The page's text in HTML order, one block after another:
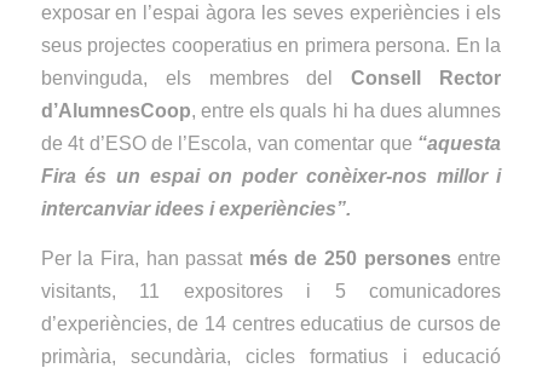
exposar en l’espai àgora les seves experiències i els
seus projectes cooperatius en primera persona. En la
benvinguda, els membres delConsell Rector
d’AlumnesCoop, entre els quals hi ha dues alumnes
de 4t d’ESO de l’Escola, van comentar que “aquesta
Fira és un espai on poder conèixer-nos millor i
intercanviar idees i experiències”.
Per la Fira, han passat més de 250 persones entre
visitants, 11 expositores i 5 comunicadores
d’experiències, de 14 centres educatius de cursos de
primària, secundària, cicles formatius i educació